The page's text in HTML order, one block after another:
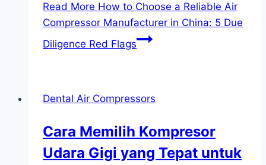
Read More How to Choose a Reliable Air
Compressor Manufacturer in China: 5 Due
Diligence Red Flags
Dental Air Compressors
Cara Memilih Kompresor
Udara Gigi yang Tepat untuk